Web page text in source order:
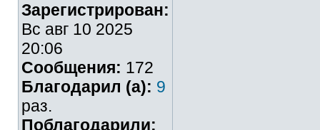
Зарегистрирован:
Вс авг 10 2025
20:06
Сообщения: 172
Благодарил (а): 9
раз.
Поблагодарили: